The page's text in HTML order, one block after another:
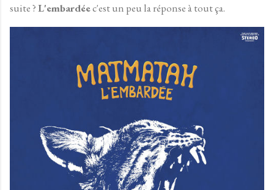
suite ?L'embardéec'est un peu la réponse à tout ça.